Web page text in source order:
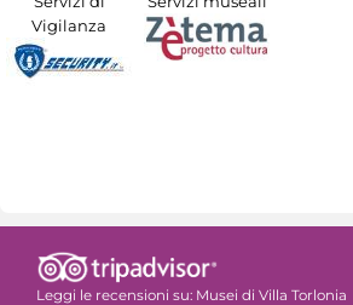
Vigilanza
Leggi le recensioni su: Musei di Villa Torlonia